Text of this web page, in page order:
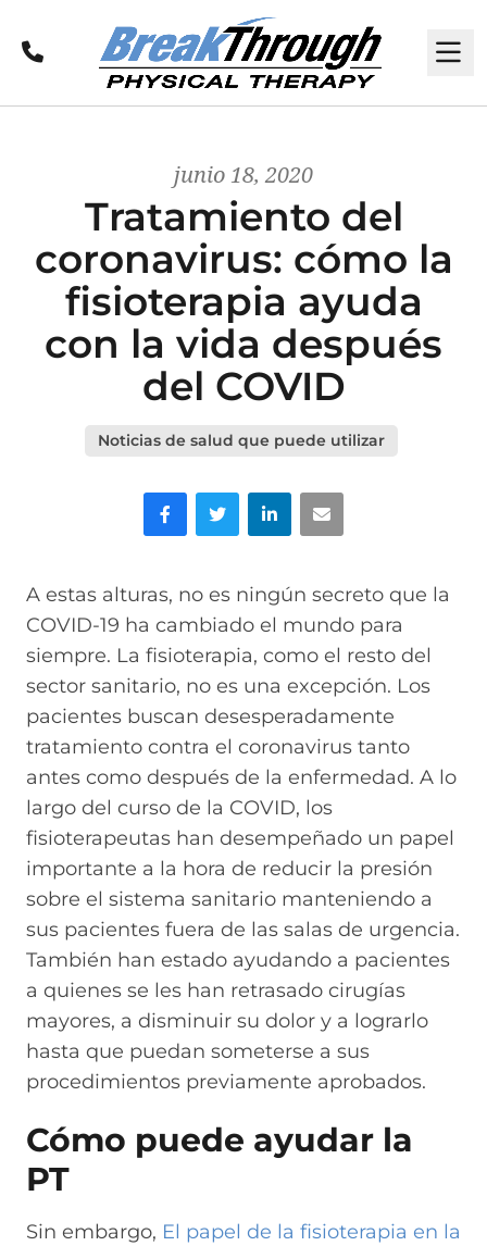
Llamar
junio 18, 2020
Tratamiento del
coronavirus: cómo la
fisioterapia ayuda
con la vida después
del COVID
Noticias de salud que puede utilizar
FacebookGorjeo LinkedIn
A estas alturas, no es ningún secreto que la
COVID-19 ha cambiado el mundo para
siempre. La fisioterapia, como el resto del
sector sanitario, no es una excepción. Los
pacientes buscan desesperadamente
tratamiento contra el coronavirus tanto
antes como después de la enfermedad. A lo
largo del curso de la COVID, los
fisioterapeutas han desempeñado un papel
importante a la hora de reducir la presión
sobre el sistema sanitario manteniendo a
sus pacientes fuera de las salas de urgencia.
También han estado ayudando a pacientes
a quienes se les han retrasado cirugías
mayores, a disminuir su dolor y a lograrlo
hasta que puedan someterse a sus
procedimientos previamente aprobados.
Cómo puede ayudar la
PT
Sin embargo, El papel de la fisioterapia en la